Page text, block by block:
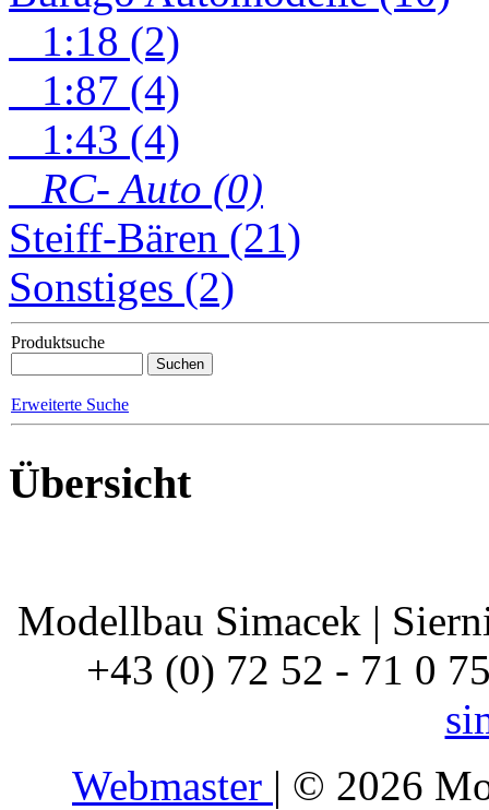
1:18 (2)
1:87 (4)
1:43 (4)
RC- Auto (0)
Steiff-Bären (21)
Sonstiges (2)
Produktsuche
Erweiterte Suche
Übersicht
Modellbau Simacek |
+43 (0) 72 52 - 71 0
Webmaster | © 2026